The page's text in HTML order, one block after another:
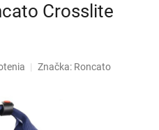
Crosslite
Značka: Roncato